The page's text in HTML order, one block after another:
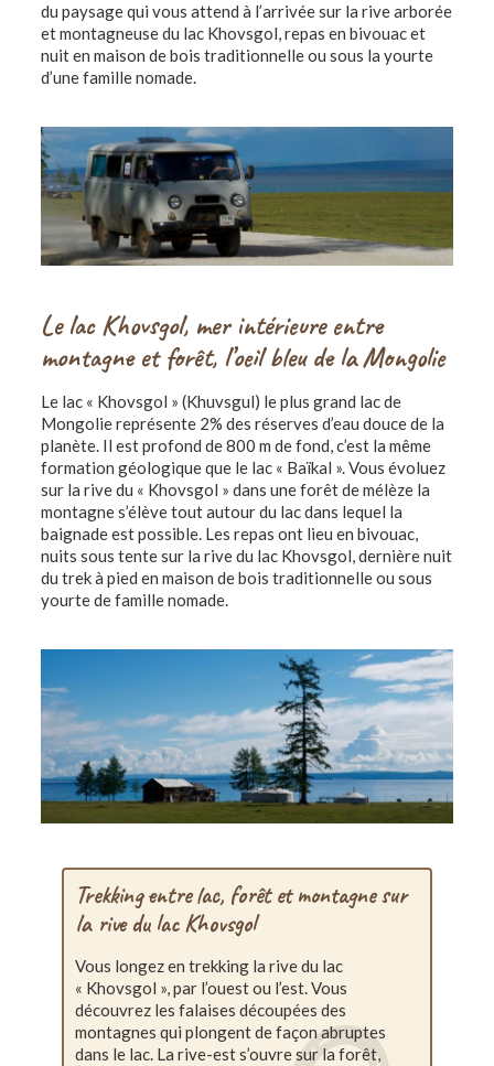
du paysage qui vous attend à l’arrivée sur la rive arborée
et montagneuse du lac Khovsgol, repas en bivouac et
nuit en maison de bois traditionnelle ou sous la yourte
d’une famille nomade.
Le lac Khovsgol, mer intérieure entre
montagne et forêt, l’oeil bleu de la Mongolie
Le lac « Khovsgol » (Khuvsgul) le plus grand lac de
Mongolie représente 2% des réserves d’eau douce de la
planète. Il est profond de 800 m de fond, c’est la même
formation géologique que le lac « Baïkal ». Vous évoluez
sur la rive du « Khovsgol » dans une forêt de mélèze la
montagne s’élève tout autour du lac dans lequel la
baignade est possible. Les repas ont lieu en bivouac,
nuits sous tente sur la rive du lac Khovsgol, dernière nuit
du trek à pied en maison de bois traditionnelle ou sous
yourte de famille nomade.
Trekking entre lac, forêt et montagne sur
la rive du lac Khovsgol
Vous longez en trekking la rive du lac
« Khovsgol », par l’ouest ou l’est. Vous
découvrez les falaises découpées des
montagnes qui plongent de façon abruptes
dans le lac. La rive-est s’ouvre sur la forêt,